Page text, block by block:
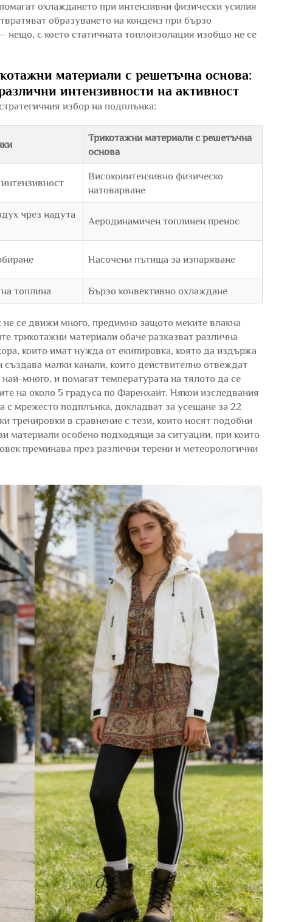
охлаждането при интензивни физически усилия
образуването на конденз при бързо
с което статичната топлоизолация изобщо не се
материали с решетъчна основа:
интензивности на активност
избор на подплънка:
Трикотажни материали с решетъчна
основа
Високоинтензивно физическо
натоварване
чрез надута
Аеродинамичен топлинен пренос
Насочени пътища за изпаряване
топлина Бързо конвективно охлаждане
се движи много, предимно защото меките влакна
трикотажни материали обаче разказват различна
които имат нужда от екипировка, която да издържа
малки канали, които действително отвеждат
много, и помагат температурата на тялото да се
на около 5 градуса по Фаренхайт. Някои изследвания
с мрежесто подплънка, докладват за усещане за 22
тренировки в сравнение с тези, които носят подобни
материали особено подходящи за ситуации, при които
преминава през различни терени и метеорологични